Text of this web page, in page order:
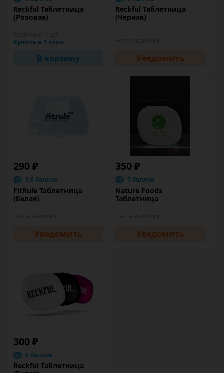
Reckful Таблетница
(Розовая)
Купить в 1 клик
В корзину
Reckful Таблетница
(Черная)
Уведомить
290 ₽
5.8 баллов
FitRule Таблетница
(Белая)
Уведомить
350 ₽
7 баллов
Nature Foods
Таблетница
Уведомить
300 ₽
6 баллов
Reckful Таблетница